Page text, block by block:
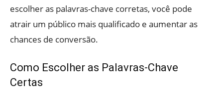
escolher as palavras-chave corretas, você pode
atrair um público mais qualificado e aumentar as
chances de conversão.
Como Escolher as Palavras-Chave
Certas